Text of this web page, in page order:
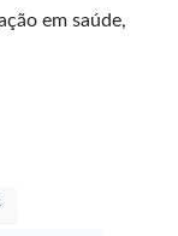
em saúde,